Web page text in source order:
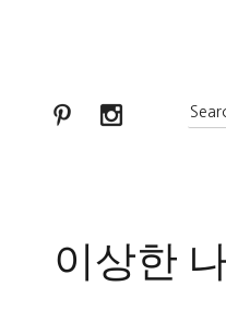
이상한